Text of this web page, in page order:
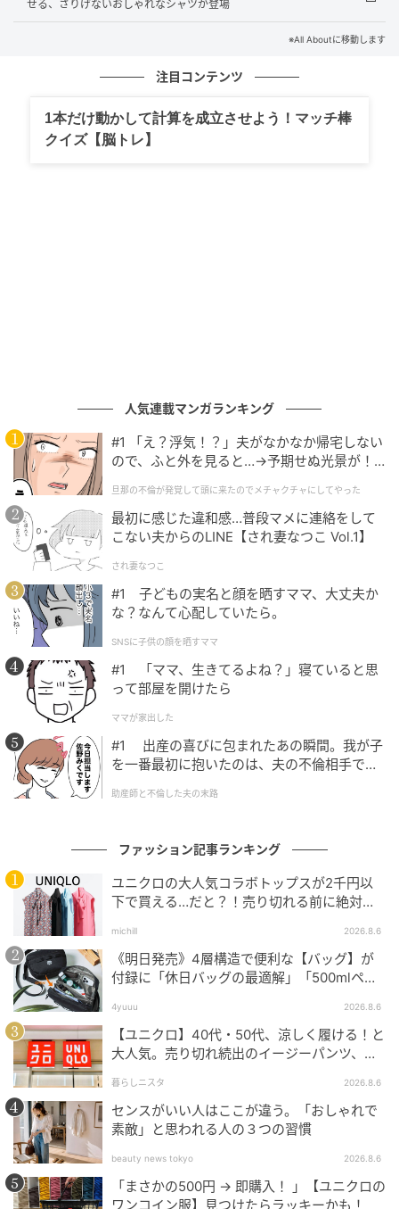
視認性やアレンジ力にも優れたディテール
普段使いの利便性をとことん高める工夫が、随所に散
りばめられています。バッグの内部は明るめの落ち着
いた色になっており、収納した小物が分かりやすい視
【付録】「PEANUTS × NEWYORKER ショッ
ピングBAG」が付いてくる！ 予約必須の『素
敵なあの人2026年8月号』は6月16日発売
の記事をもっとみる
せる、さりげないおしゃれなシャツが登場
※All Aboutに移動します
注目コンテンツ
1本だけ動かして計算を成立させよう！マッチ棒
クイズ【脳トレ】
人気連載マンガランキング
#1 「え？浮気！？」夫がなかなか帰宅しない
ので、ふと外を見ると…→予期せぬ光景が！
クチャにしてやった
旦那の不倫が発覚して頭に来たのでメチャクチャにしてやった
最初に感じた違和感…普段マメに連絡をして
こない夫からのLINE【され妻なつこ Vol.1】
され妻なつこ
#1 子どもの実名と顔を晒すママ、大丈夫か
な？なんて心配していたら。
SNSに子供の顔を晒すママ
#1 「ママ、生きてるよね？」寝ていると思
って部屋を開けたら
ママが家出した
#1 出産の喜びに包まれたあの瞬間。我が子
を一番最初に抱いたのは、夫の不倫相手でし
助産師と不倫した夫の末路
ファッション記事ランキング
ユニクロの大人気コラボトップスが2千円以
下で買える…だと？！売り切れる前に絶対買
michill 2026.8.6
《明日発売》4層構造で便利な【バッグ】が
付録に「休日バッグの最適解」「500mlペッ
4yuuu 2026.8.6
【ユニクロ】40代・50代、涼しく履ける！と
大人気。売り切れ続出のイージーパンツ、買
暮らしニスタ 2026.8.6
センスがいい人はここが違う。「おしゃれで
素敵」と思われる人の３つの習慣
beauty news tokyo 2026.8.6
「まさかの500円 → 即購入！ 」【ユニクロの
ワンコイン服】見つけたらラッキーかも！